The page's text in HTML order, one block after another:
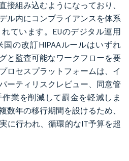
接組み込むようになっており、
ル内にコンプライアンスを体系
ています。EUのデジタル運用
の改訂HIPAAルールはいずれ
と監査可能なワークフローを要
ロセスプラットフォームは、イ
ーティリスクレビュー、同意管
業を削減して罰金を軽減しま
数年の移行期間を設けるため、
に行われ、循環的なIT予算を超